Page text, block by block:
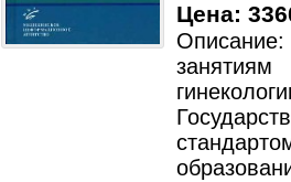
Цена: